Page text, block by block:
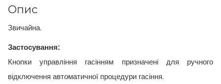
Опис
Звичайна.
Застосування:
Кнопки управління гасінням призначені для ручного
відключення автоматичної процедури гасіння.